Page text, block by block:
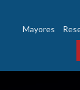
contenido
Mayores